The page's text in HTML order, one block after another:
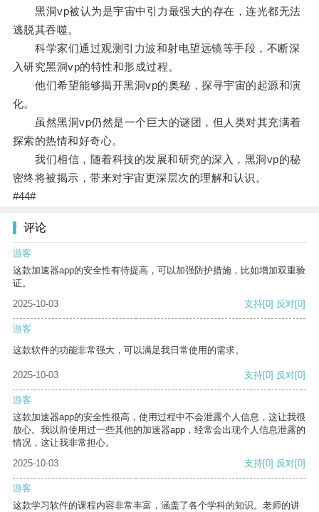
黑洞vp被认为是宇宙中引力最强大的存在，连光都无法
逃脱其吞噬。
科学家们通过观测引力波和射电望远镜等手段，不断深
入研究黑洞vp的特性和形成过程。
他们希望能够揭开黑洞vp的奥秘，探寻宇宙的起源和演
化。
虽然黑洞vp仍然是一个巨大的谜团，但人类对其充满着
探索的热情和好奇心。
我们相信，随着科技的发展和研究的深入，黑洞vp的秘
密终将被揭示，带来对宇宙更深层次的理解和认识。
#44#
评论
游客
这款加速器app的安全性有待提高，可以加强防护措施，比如增加双重验
证。
2025-10-03
支持[0] 反对[0]
游客
这款软件的功能非常强大，可以满足我日常使用的需求。
2025-10-03 支持[0] 反对[0]
游客
这款加速器app的安全性很高，使用过程中不会泄露个人信息，这让我很
放心。我以前使用过一些其他的加速器app，经常会出现个人信息泄露的
情况，这让我非常担心。
2025-10-03
支持[0] 反对[0]
游客
这款学习软件的课程内容非常丰富，涵盖了各个学科的知识。老师的讲